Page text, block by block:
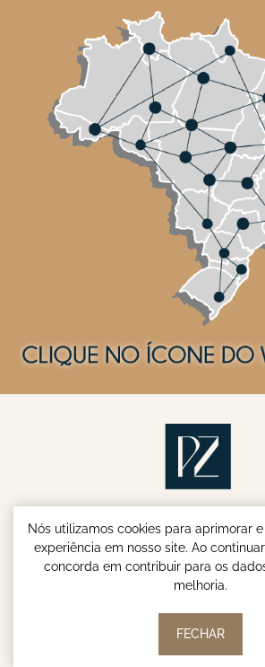
Nós utilizamos cookies para aprimorar
experiência em nosso site. Ao
concorda em contribuir para os
melhoria.
FECHAR